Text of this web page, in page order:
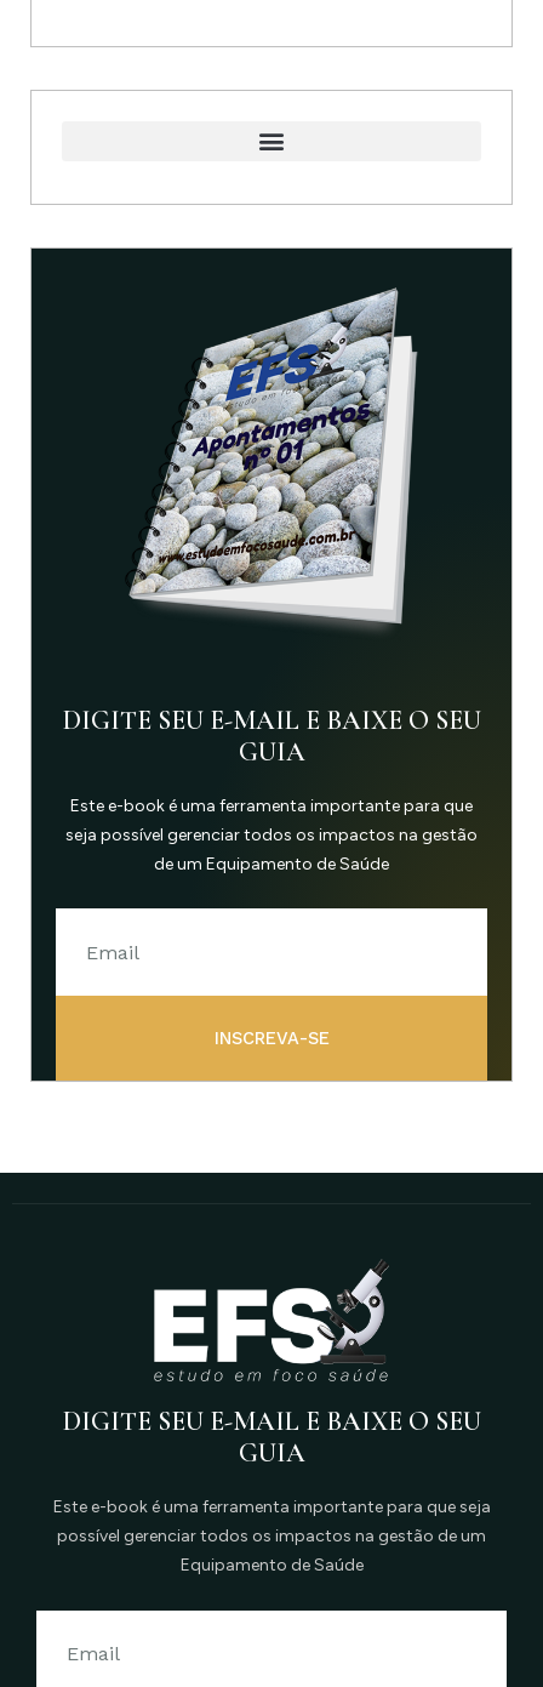
DIGITE SEU E-MAIL E BAIXE O SEU
GUIA
Este e-book é uma ferramenta importante para que
seja possível gerenciar todos os impactos na gestão
de um Equipamento de Saúde
INSCREVA-SE
DIGITE SEU E-MAIL E BAIXE O SEU
GUIA
Este e-book é uma ferramenta importante para que seja
possível gerenciar todos os impactos na gestão de um
Equipamento de Saúde